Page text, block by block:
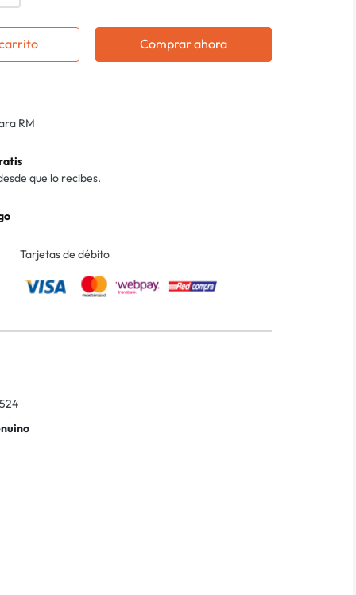
Comprar ahora
RM
que lo recibes.
Tarjetas de débito